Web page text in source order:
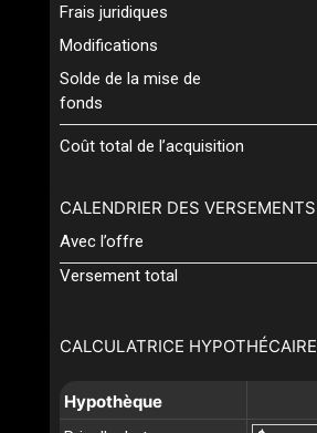
CALCULATRICE HYPOTHÉCAIRE
Hypothèque
Frais juridiques
Modifications
Solde de la mise de
fonds
Coût total de l’acquisition
CALENDRIER DES VERSEMENTS
Avec l’offre
Versement total